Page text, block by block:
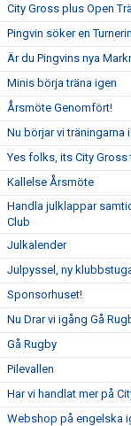
City Gross plus Open
Pingvin söker en
Är du Pingvins nya
Minis börja träna igen
Årsmöte Genomfört!
Nu börjar vi träningarna
Yes folks, its City Gross
Kallelse Årsmöte
Handla julklappar
Club
Julkalender
Julpyssel, ny
Sponsorhuset!
Nu Drar vi igång Gå
Gå Rugby
Pilevallen
Har vi handlat mer på
Webshop på engelska